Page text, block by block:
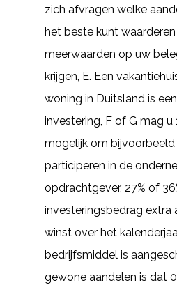
zich afvragen welke
het beste kunt
meerwaarden op uw
krijgen, E. Een
woning in Duitsland is
investering, F of G mag u
mogelijk om bijvoorbeeld
participeren in de
opdrachtgever, 27% of
investeringsbedrag extra
winst over het
bedrijfsmiddel is
gewone aandelen is dat